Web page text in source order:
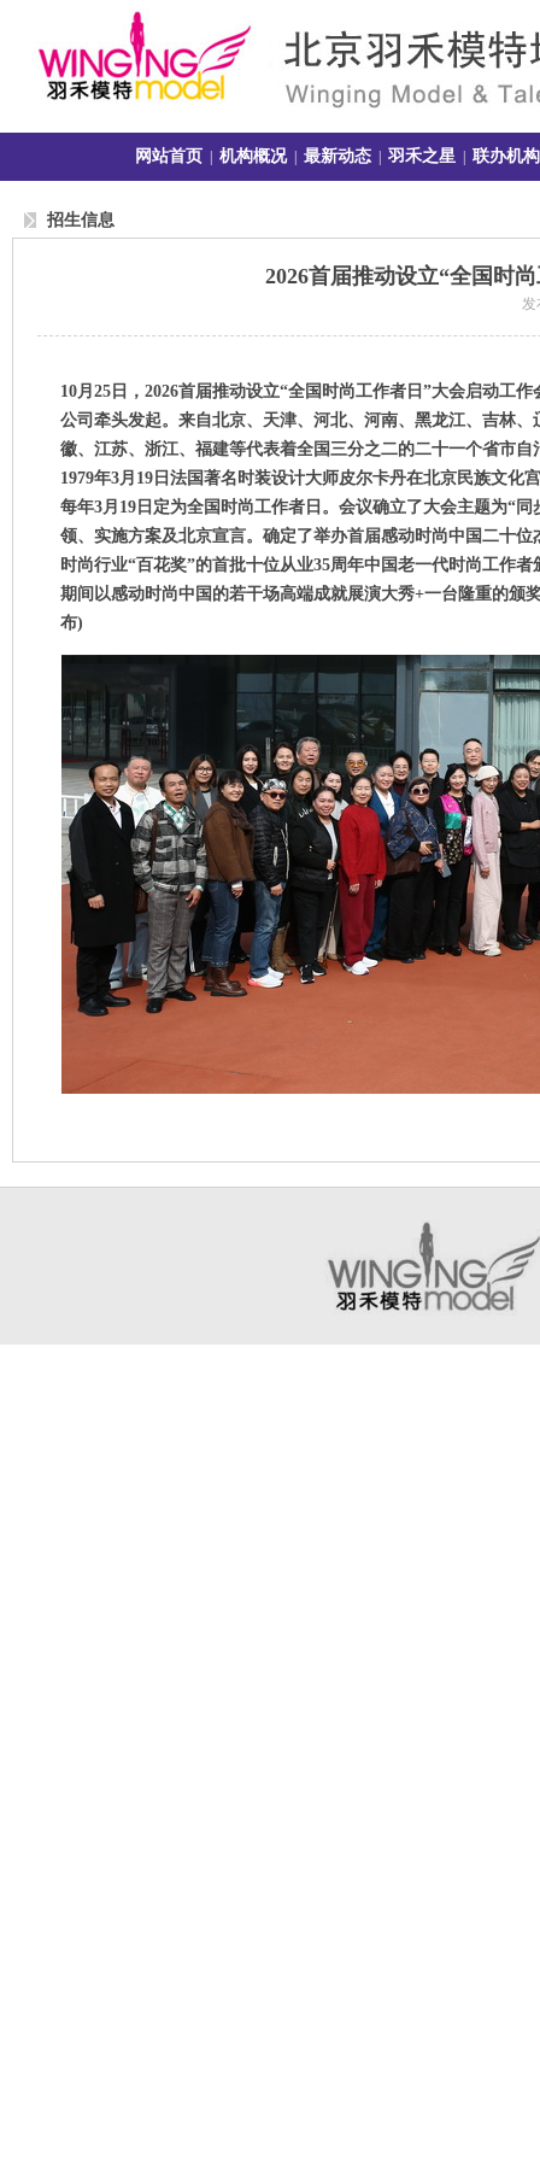
网站首页 机构概况| 最新动态 羽禾之星 联办机构
招生信息
2026首届推动设立“全国时
发
10月25 日 ，2026首届推动设立“全国时尚工作者日”大会启动工作
公司牵头发起。来自北京、天津、河北、河南、黑龙江、吉林
徽、江苏、浙江、福建等代表着全国三分之二的二十一个省市
1979年3月 19 日法国著名时装设计大师皮尔卡丹在北京民族文化
每年3月 19 日定为全国时尚工作者日。会议确立了大会主题为“ 同
领、实施方案及北京宣言。确定了举办首届感动时尚中国二十
时尚行业“百花奖”的首批十位从业35周年中国老一代时尚工作
期间以感动时尚中国的若干场高端成就展演大秀+一台隆重的颁
布)